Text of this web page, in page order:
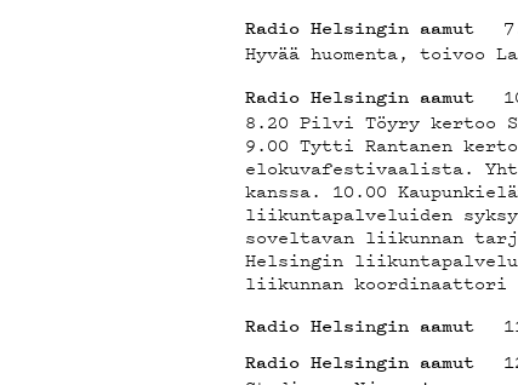
Radio Helsingin aamut
Hyvää huomenta, toivoo
Radio Helsingin aamut
8.20 Pilvi Töyry kertoo
9.00 Tytti Rantanen
elokuvafestivaalista.
kanssa. 10.00
liikuntapalveluiden
soveltavan liikunnan
Helsingin
liikunnan koordinaattori
Radio Helsingin aamut
Radio Helsingin aamut